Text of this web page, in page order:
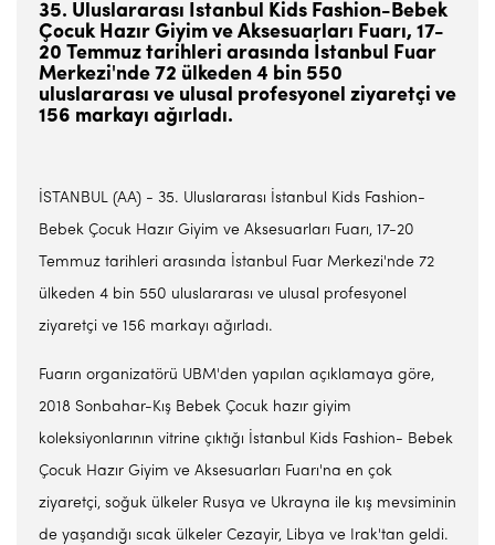
35. Uluslararası İstanbul Kids Fashion-Bebek
Çocuk Hazır Giyim ve Aksesuarları Fuarı, 17-
20 Temmuz tarihleri arasında İstanbul Fuar
Merkezi'nde 72 ülkeden 4 bin 550
uluslararası ve ulusal profesyonel ziyaretçi ve
156 markayı ağırladı.
İSTANBUL (AA) - 35. Uluslararası İstanbul Kids Fashion-
Bebek Çocuk Hazır Giyim ve Aksesuarları Fuarı, 17-20
Temmuz tarihleri arasında İstanbul Fuar Merkezi'nde 72
ülkeden 4 bin 550 uluslararası ve ulusal profesyonel
ziyaretçi ve 156 markayı ağırladı.
Fuarın organizatörü UBM'den yapılan açıklamaya göre,
2018 Sonbahar-Kış Bebek Çocuk hazır giyim
koleksiyonlarının vitrine çıktığı İstanbul Kids Fashion- Bebek
Çocuk Hazır Giyim ve Aksesuarları Fuarı'na en çok
ziyaretçi, soğuk ülkeler Rusya ve Ukrayna ile kış mevsiminin
de yaşandığı sıcak ülkeler Cezayir, Libya ve Irak'tan geldi.